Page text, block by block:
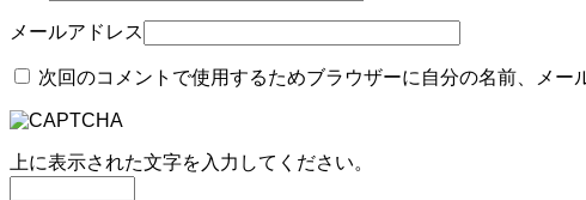
メールアドレス
次回のコメントで使用するためブラウザーに自分の名前、メー
上に表示された文字を入力してください。